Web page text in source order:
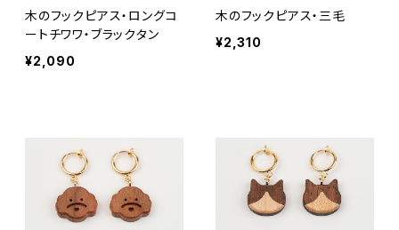
木のフックピアス・ロングコ
ートチワワ・ブラックタン
¥2,090
木のフックピアス・三毛
¥2,310